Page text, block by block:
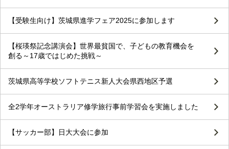
【受験生向け】茨城県進学フェア2025に参加します
【桜瑛祭記念講演会】世界最貧国で、子どもの教育機会を
創る～17歳ではじめた挑戦～
茨城県高等学校ソフトテニス新人大会県西地区予選
全2学年オーストラリア修学旅行事前学習会を実施しました
【サッカー部】日大大会に参加